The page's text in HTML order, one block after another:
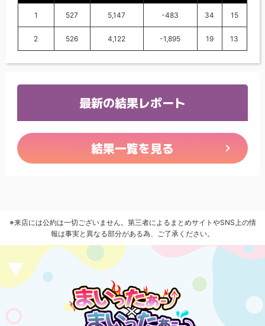
1 527 5,147 -483 34 15
2 526 4,122 -1,895 19 13
最新の結果レポート
結果一覧を見る
※来店には公約は一切ございません。第三者によるまとめサイトやSNS上の情
報は事実と異なる部分がある為、ご了承ください。